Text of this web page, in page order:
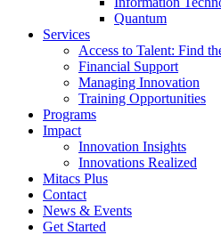
Quantum
Services
Access to Talent: Find
Financial Support
Managing Innovation
Training Opportunities
Programs
Impact
Innovation Insights
Innovations Realized
Mitacs Plus
Contact
News & Events
Get Started